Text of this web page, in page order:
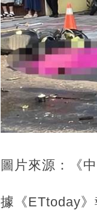
圖片來源：《
據《ETtoday